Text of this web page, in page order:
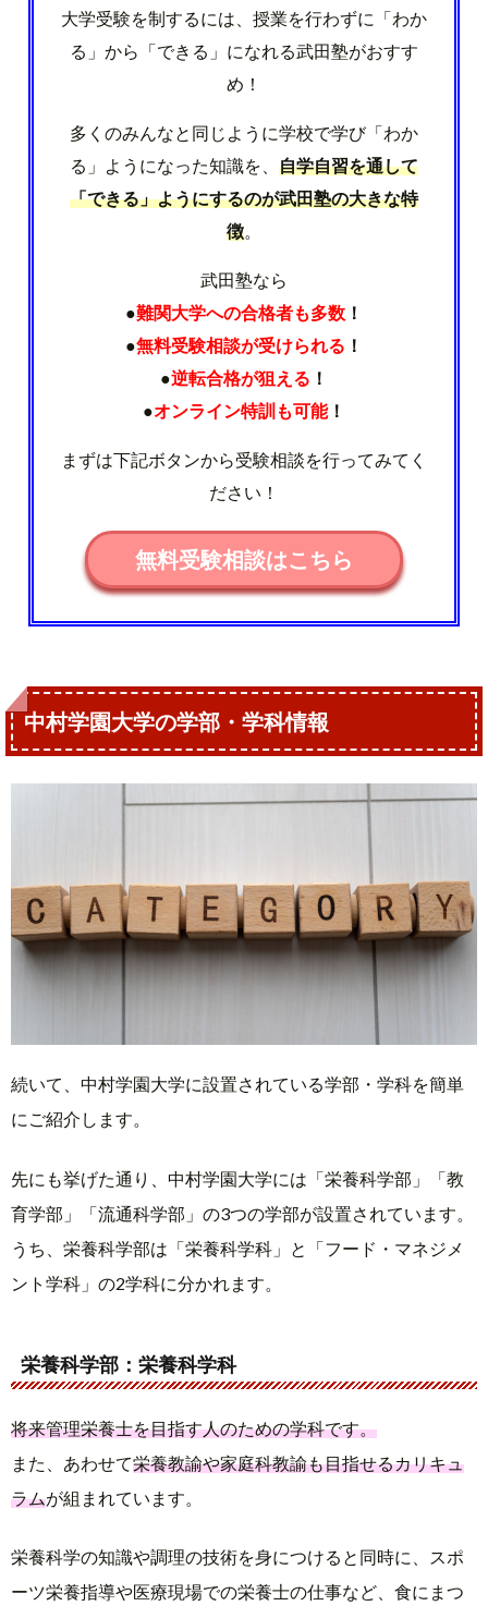
大学受験を制するには、授業を行わずに「わか
る」から「できる」になれる武田塾がおすす
め！
多くのみんなと同じように学校で学び「わか
る」ようになった知識を、 自学自習を通して
「できる」ようにするのが武田塾の大きな特
徴
武田塾なら
●難関大学への合格者も多数 ！
●無料受験相談が受けられる ！
●逆転合格が狙える ！
●オンライン特訓も可能！
まずは下記ボタンから受験相談を行ってみてく
ださい！
無料受験相談はこちら
中村学園大学の学部・学科情報
続いて、中村学園大学に設置されている学部・学科を簡単
にご紹介します。
先にも挙げた通り、中村学園大学には「栄養科学部」「教
育学部」「流通科学部」の3つの学部が設置されています。
うち、栄養科学部は「栄養科学科」と「フード・マネジメ
ント学科」の2学科に分かれます。
栄養科学部：栄養科学科
将来管理栄養士を目指す人のための学科です。
また、あわせて栄養教諭や家庭科教諭も目指せるカリキュ
ラムが組まれています。
栄養科学の知識や調理の技術を身につけると同時に、スポ
ーツ栄養指導や医療現場での栄養士の仕事など、食にまつ